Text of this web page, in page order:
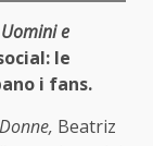
Uomini e
le
i fans.
Beatriz